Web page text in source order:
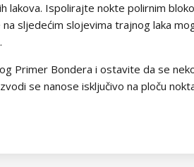
lakova. Ispolirajte nokte polirnim
sljedećim slojevima trajnog laka
Primer Bondera i ostavite da se
se nanose isključivo na ploču